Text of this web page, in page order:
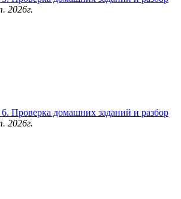
2026г.
Проверка домашних заданий и разбор
2026г.